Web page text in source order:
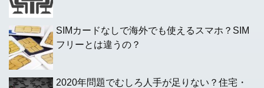
SIMカードなしで海外でも使えるスマホ？SIM
フリーとは違うの？
2020年問題でむしろ人手が足りない？住宅・